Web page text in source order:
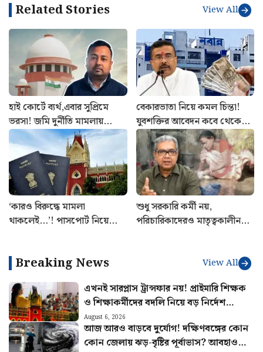
Related Stories View All
হাই কোর্টে ব্যর্থ,এবার সুপ্রিমে
ভরসা! জমি দুর্নীতি মামলায়
রক্ষাকবচের আর্জি অভিষেকের
আপ্ত সহায়কের
বেকারভাতা নিয়ে কমল চিন্তা!
যুবশক্তির আবেদন কবে থেকে
শুরু জেনে নিন
‘কারও বিরুদ্ধে মামলা
থাকলেই…’! পাসপোর্ট নিয়ে
শুধু সরকারি কর্মী নয়,
পরিচারিকাদেরও মাতৃত্বকালীন
Breaking News View All
এখনই সারপ্লাস ট্রান্সফার নয়! প্রাইমারি শিক্ষক
ও শিক্ষাকর্মীদের বদলি নিয়ে বড় নির্দেশ
হাইকোর্টের
August 6, 2026
আজ আরও বাড়বে দুর্যোগ! দক্ষিণবঙ্গের কোন
কোন জেলায় ঝড়-বৃষ্টির পূর্বাভাস? আবহাওয়ার